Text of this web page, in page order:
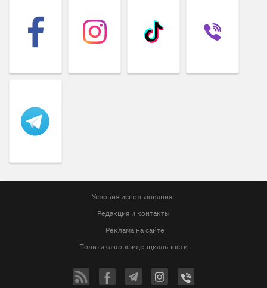
Условия использования
Редакция и контакты
Реклама на сайте
Политика конфиденциальности